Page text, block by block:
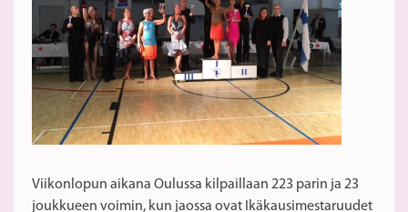
Viikonlopun aikana Oulussa kilpaillaan 223 parin ja 23
joukkueen voimin, kun jaossa ovat Ikäkausimestaruudet